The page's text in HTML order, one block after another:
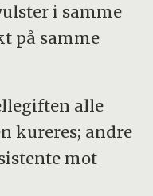
i samme
på samme
alle
kureres; andre
mot